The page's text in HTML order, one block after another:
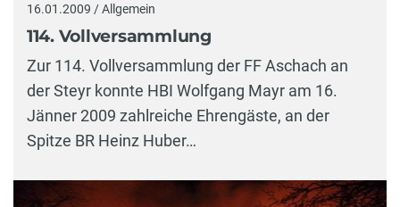
16.01.2009 / Allgemein
114. Vollversammlung
Zur 114. Vollversammlung der FF Aschach an
der Steyr konnte HBI Wolfgang Mayr am 16.
Jänner 2009 zahlreiche Ehrengäste, an der
Spitze BR Heinz Huber…